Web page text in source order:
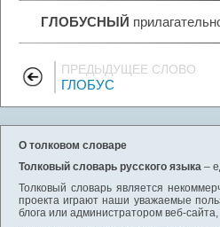
ГЛОБУСНЫЙ
ПРЕДЫДУЩЕЕ СЛОВО
ГЛОБУС
О толковом словаре
Толковый словарь русского языка –
Толковый словарь является
проекта играют наши уважаемые
блога или администратором веб-